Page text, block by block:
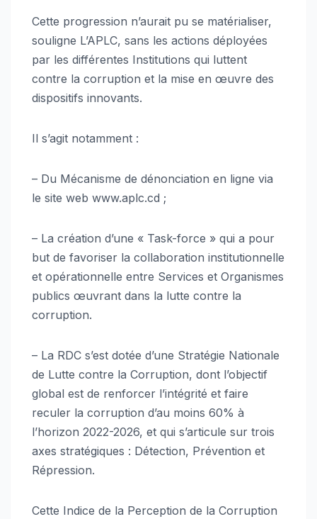
Cette progression n’aurait pu se matérialiser,
souligne L’APLC, sans les actions déployées
par les différentes Institutions qui luttent
contre la corruption et la mise en œuvre des
dispositifs innovants.
Il s’agit notamment :
– Du Mécanisme de dénonciation en ligne via
le site web www.aplc.cd ;
– La création d’une « Task-force » qui a pour
but de favoriser la collaboration institutionnelle
et opérationnelle entre Services et Organismes
publics œuvrant dans la lutte contre la
corruption.
– La RDC s’est dotée d’une Stratégie Nationale
de Lutte contre la Corruption, dont l’objectif
global est de renforcer l’intégrité et faire
reculer la corruption d’au moins 60% à
l’horizon 2022-2026, et qui s’articule sur trois
axes stratégiques : Détection, Prévention et
Répression.
Cette Indice de la Perception de la Corruption